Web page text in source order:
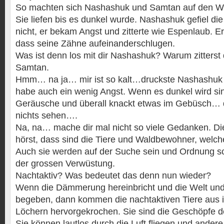
So machten sich Nashashuk und Samtan auf den
Sie liefen bis es dunkel wurde. Nashashuk gefiel
nicht, er bekam Angst und zitterte wie Espenlaub.
dass seine Zähne aufeinanderschlugen.
Was ist denn los mit dir Nashashuk? Warum zitterst
Samtan.
Hmm… na ja… mir ist so kalt…druckste
habe auch ein wenig Angst. Wenn es dunkel wird
Geräusche und überall knackt etwas im Gebüsch…
nichts sehen….
Na, na… mache dir mal nicht so viele Gedanken.
hörst, dass sind die Tiere und Waldbewohner,
Auch sie werden auf der Suche sein und Ordnung
der grossen Verwüstung.
Nachtaktiv? Was bedeutet das denn nun wieder?
Wenn die Dämmerung hereinbricht und die Welt
begeben, dann kommen die nachtaktiven Tiere aus
Löchern hervorgekrochen. Sie sind die Geschöpfe